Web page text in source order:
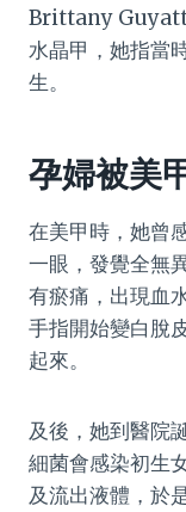
Brittany Guyatt
水晶甲，她指當
生。
孕婦被美
在美甲時，她曾
一眼，發覺全無
有瘀痛，出現血
手指開始變白脫
起來。
及後，她到醫院
細菌會感染初生
及流出液體，於